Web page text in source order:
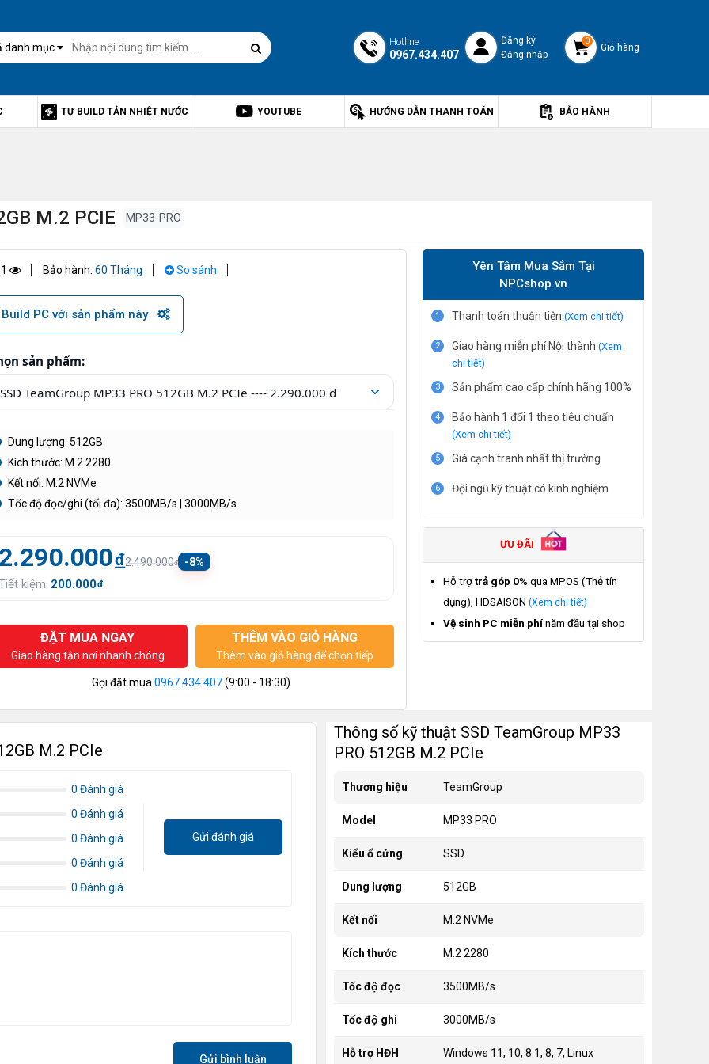
danh mục Hotline
0967.434.407
Đăng ký
Đăng nhập
0
Giỏ hàng
TỰ BUILD TẢN NHIỆT NƯỚC YOUTUBE HƯỚNG DẪN THANH TOÁN BẢO HÀNH
M.2 PCIE MP33-PRO
Bảo hành: 60 Tháng So sánh
Build PC với sản phẩm này
sản phẩm:
Dung lượng: 512GB
Kích thước: M.2 2280
Kết nối: M.2 NVMe
Tốc độ đọc/ghi (tối đa): 3500MB/s | 3000MB/s
đ2.490.000đ
-8%
kiệm 200.000đ
ĐẶT MUA NGAY
Giao hàng tận nơi nhanh chóng
THÊM VÀO GIỎ HÀNG
Thêm vào giỏ hàng để chọn tiếp
Gọi đặt mua0967.434.407(9:00 - 18:30)
Yên Tâm Mua Sắm Tại
NPCshop.vn
1 Thanh toán thuận tiện (Xem chi tiết)
2 Giao hàng miễn phí Nội thành (Xem
chi tiết)
3 Sản phẩm cao cấp chính hãng 100%
4 Bảo hành 1 đổi 1 theo tiêu chuẩn
(Xem chi tiết)
5 Giá cạnh tranh nhất thị trường
6 Đội ngũ kỹ thuật có kinh nghiệm
ƯU ĐÃI
Hỗ trợtrả góp 0% qua MPOS (Thẻ tín
dụng), HDSAISON (Xem chi tiết)
Vệ sinh PC miễn phínăm đầu tại shop
M.2 PCIe
0 Đánh giá
0 Đánh giá
0 Đánh giá
0 Đánh giá
0 Đánh giá
Gửi đánh giá
Gửi bình luận
Thông số kỹ thuật SSD TeamGroup MP33
PRO 512GB M.2 PCIe
Thương hiệu TeamGroup
Model MP33 PRO
Kiểu ổ cứng SSD
Dung lượng 512GB
Kết nối M.2 NVMe
Kích thước M.2 2280
Tốc độ đọc 3500MB/s
Tốc độ ghi 3000MB/s
Hỗ trợ HĐH Windows 11, 10, 8.1, 8, 7, Linux